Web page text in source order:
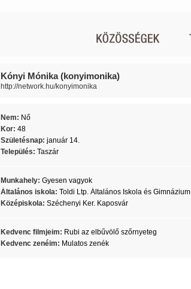
Kónyi Mónika (konyimonika)
http://network.hu/konyimonika
Nem: Nő
Kor: 48
Születésnap: január 14.
Település: Taszár
Munkahely: Gyesen vagyok
Általános iskola: Toldi Ltp. Általános Iskola és
Középiskola: Széchenyi Ker. Kaposvár
Kedvenc filmjeim: Rubi az elbűvölő szőrnyeteg
Kedvenc zenéim: Mulatos zenék